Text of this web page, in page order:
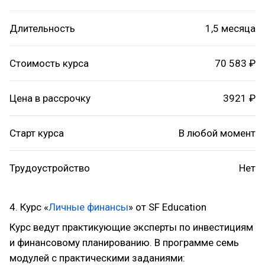
Длительность 1,5 месяца
Стоимость курса 70 583 ₽
Цена в рассрочку 3921 ₽
Старт курса В любой момент
Трудоустройство Нет
4. Курс «Личные финансы» от SF Education
Курс ведут практикующие эксперты по инвестициям
и финансовому планированию. В программе семь
модулей с практическими заданиями: